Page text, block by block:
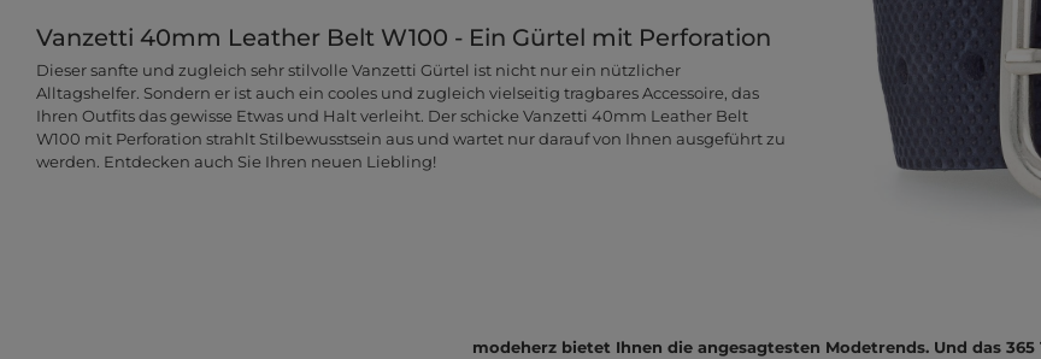
Vanzetti 40mm Leather Belt W100 - Ein Gürtel mit Perforation
Dieser sanfte und zugleich sehr stilvolle Vanzetti Gürtel ist nicht nur ein nützlicher
Alltagshelfer. Sondern er ist auch ein cooles und zugleich vielseitig tragbares Accessoire, das
Ihren Outfits das gewisse Etwas und Halt verleiht. Der schicke Vanzetti 40mm Leather Belt
W100 mit Perforation strahlt Stilbewusstsein aus und wartet nur darauf von Ihnen ausgeführt zu
werden. Entdecken auch Sie Ihren neuen Liebling!
modeherz bietet Ihnen die angesagtesten Modetrends. Und das 365